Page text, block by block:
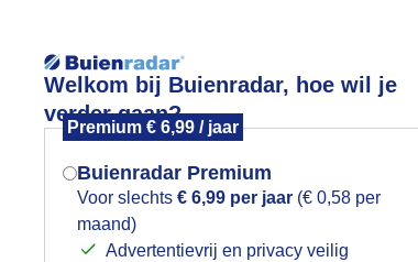
Welkom bij Buienradar, hoe wil je
verder gaan?
Premium € 6,99 / jaar
Buienradar Premium
Voor slechts € 6,99 per jaar (€ 0,58 per
maand)
Advertentievrij en privacy veilig
Foto en video Weerzine
Mogen we je locatie gebruiken voor